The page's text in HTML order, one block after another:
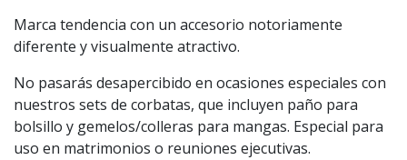
Marca tendencia con un accesorio notoriamente
diferente y visualmente atractivo.
No pasarás desapercibido en ocasiones especiales con
nuestros sets de corbatas, que incluyen paño para
bolsillo y gemelos/colleras para mangas. Especial para
uso en matrimonios o reuniones ejecutivas.